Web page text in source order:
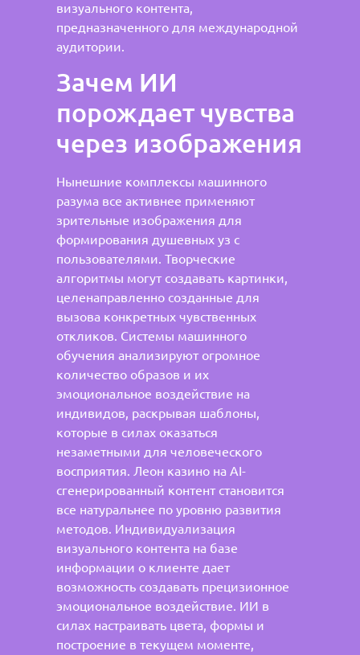
визуального контента,
предназначенного для международной
аудитории.
Зачем ИИ
порождает чувства
через изображения
Нынешние комплексы машинного
разума все активнее применяют
зрительные изображения для
формирования душевных уз с
пользователями. Творческие
алгоритмы могут создавать картинки,
целенаправленно созданные для
вызова конкретных чувственных
откликов. Системы машинного
обучения анализируют огромное
количество образов и их
эмоциональное воздействие на
индивидов, раскрывая шаблоны,
которые в силах оказаться
незаметными для человеческого
восприятия. Леон казино на AI-
сгенерированный контент становится
все натуральнее по уровню развития
методов. Индивидуализация
визуального контента на базе
информации о клиенте дает
возможность создавать прецизионное
эмоциональное воздействие. ИИ в
силах настраивать цвета, формы и
построение в текущем моменте,